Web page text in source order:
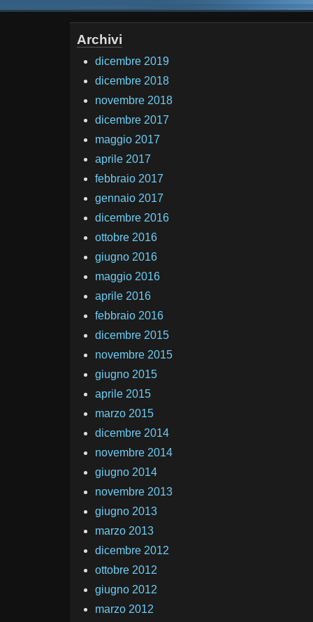
Archivi
dicembre 2019
dicembre 2018
novembre 2018
dicembre 2017
maggio 2017
aprile 2017
febbraio 2017
gennaio 2017
dicembre 2016
ottobre 2016
giugno 2016
maggio 2016
aprile 2016
febbraio 2016
dicembre 2015
novembre 2015
giugno 2015
aprile 2015
marzo 2015
dicembre 2014
novembre 2014
giugno 2014
novembre 2013
giugno 2013
marzo 2013
dicembre 2012
ottobre 2012
giugno 2012
marzo 2012